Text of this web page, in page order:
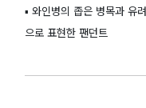
▪️ 와인병의 좁은 병목과 유
으로 표현한 팬던트